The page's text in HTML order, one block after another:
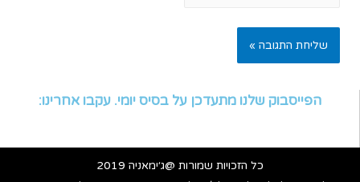
הפייסבוק שלנו מתעדכן על בסיס יומי. עקבו אחרינו:
כל הזכויות שמורות @ג׳ימאניה 2019